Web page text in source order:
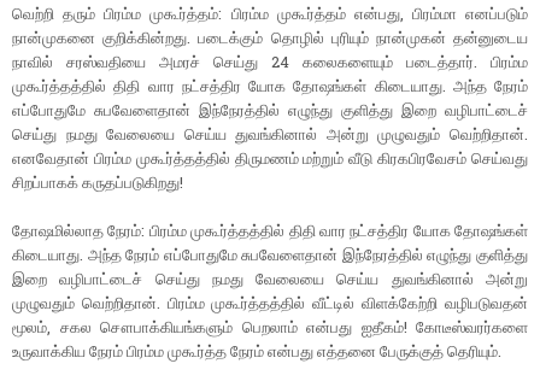
வெற்றி தரும் பிரம்ம முகூர்த்தம்: பிரம்ம முகூர்த்தம் என்பது, பிரம்மா எனப்படும்
நான்முகனை குறிக்கின்றது. படைக்கும் தொழில் புரியும் நான்முகன் தன்னுடைய
நாவில் சரஸ்வதியை அமரச் செய்து 24 கலைகளையும் படைத்தார். பிரம்ம
முகூர்த்தத்தில் திதி வார நட்சத்திர யோக தோஷங்கள் கிடையாது. அந்த நேரம்
எப்போதுமே சுபவேளைதான் இந்நேரத்தில் எழுந்து குளித்து இறை வழிபாட்டைச்
செய்து நமது வேலையை செய்ய துவங்கினால் அன்று முழுவதும் வெற்றிதான்.
எனவேதான் பிரம்ம முகூர்த்தத்தில் திருமணம் மற்றும் வீடு கிரகபிரவேசம் செய்வது
சிறப்பாகக் கருதப்படுகிறது!
தோஷமில்லாத நேரம்: பிரம்ம முகூர்த்தத்தில் திதி வார நட்சத்திர யோக தோஷங்கள்
கிடையாது. அந்த நேரம் எப்போதுமே சுபவேளைதான் இந்நேரத்தில் எழுந்து குளித்து
இறை வழிபாட்டைச் செய்து நமது வேலையை செய்ய துவங்கினால் அன்று
முழுவதும் வெற்றிதான். பிரம்ம முகூர்த்தத்தில் வீட்டில் விளக்கேற்றி வழிபடுவதன்
மூலம், சகல சௌபாக்கியங்களும் பெறலாம் என்பது ஐதீகம்! கோடீஸ்வரர்களை
உருவாக்கிய நேரம் பிரம்ம முகூர்த்த நேரம் என்பது எத்தனை பேருக்குத் தெரியும்.